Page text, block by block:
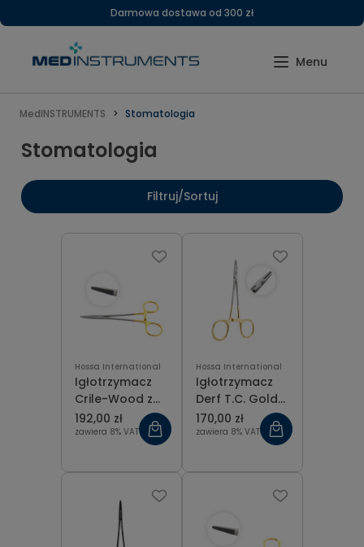
Darmowa dostawa od 300 zł
MedINSTRUMENTS Stomatologia
Stomatologia
Filtruj/Sortuj
Hossa International
Igłotrzymacz
Crile-Wood z
wkładką z
węglika
spiekanego 18
cm
192,00 zł
zawiera 8% VAT
Hossa International
Igłotrzymacz
Derf T.C. Gold
12 cm
170,00 zł
zawiera 8% VAT